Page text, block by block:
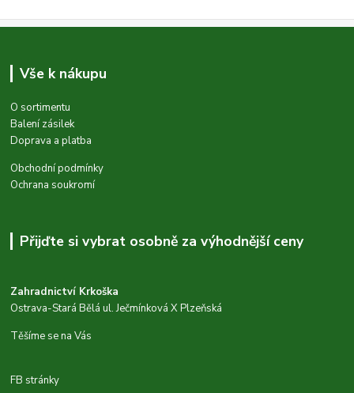
Vše k nákupu
O sortimentu
Balení zásilek
Doprava a platba
Obchodní podmínky
Ochrana soukromí
Přijďte si vybrat osobně za výhodnější ceny
Zahradnictví Krkoška
Ostrava-Stará Bělá ul. Ječmínková X Plzeňská
Těšíme se na Vás
FB stránky